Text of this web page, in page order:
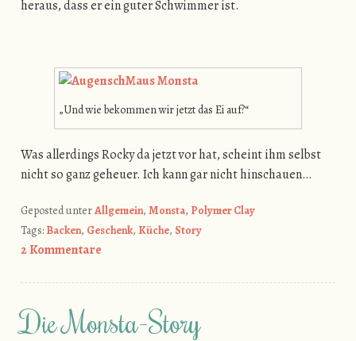
heraus, dass er ein guter Schwimmer ist.
„Und wie bekommen wir jetzt das Ei auf?“
Was allerdings Rocky da jetzt vor hat, scheint ihm selbst
nicht so ganz geheuer. Ich kann gar nicht hinschauen…
Geposted unterAllgemein, Monsta, Polymer Clay
Tags: Backen, Geschenk, Küche, Story
2 Kommentare
Die Monsta-Story